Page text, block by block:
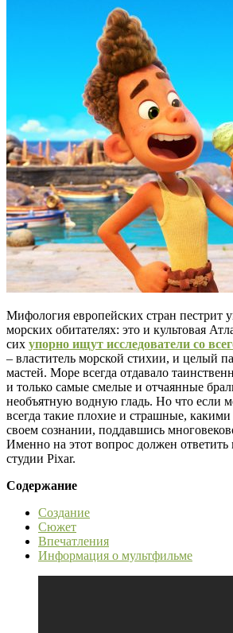
Мифология европейских стран пестрит
морских обитателях: это и культовая
сих упорно ищут исследователи со
– властитель морской стихии, и целый
мастей. Море всегда отдавало
и только самые смелые и отчаянные
необъятную водную гладь. Но что если
всегда такие плохие и страшные,
своем сознании, поддавшись
Именно на этот вопрос должен
студии Pixar.
Содержание
Создание
Сюжет
Впечатления
Информация о мультфильме